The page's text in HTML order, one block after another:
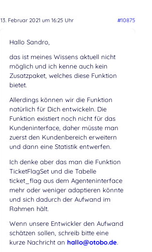
13. Februar 2021 um 16:25 Uhr #10875
Hallo Sandro,
das ist meines Wissens aktuell nicht
möglich und ich kenne auch kein
Zusatzpaket, welches diese Funktion
bietet.
Allerdings können wir die Funktion
natürlich für Dich entwickeln. Die
Funktion existiert noch nicht für das
Kundeninterface, daher müsste man
zuerst den Kundenbereich erweitern
und dann eine Statistik entwerfen.
Ich denke aber das man die Funktion
TicketFlagSet und die Tabelle
ticket_flag aus dem Agenteninterface
mehr oder weniger adaptieren könnte
und sich dadurch der Aufwand im
Rahmen hält.
Wenn unsere Entwickler den Aufwand
schätzen sollen, schreib bitte eine
kurze Nachricht an hallo@otobo.de.